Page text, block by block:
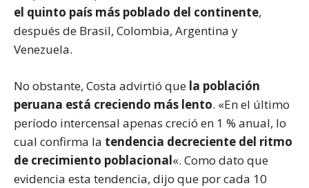
el quinto país más poblado del continente,
después de Brasil, Colombia, Argentina y
Venezuela.
No obstante, Costa advirtió que la población
peruana está creciendo más lento. «En el último
período intercensal apenas creció en 1 % anual, lo
cual confirma la tendencia decreciente del ritmo
de crecimiento poblacional«. Como dato que
evidencia esta tendencia, dijo que por cada 10